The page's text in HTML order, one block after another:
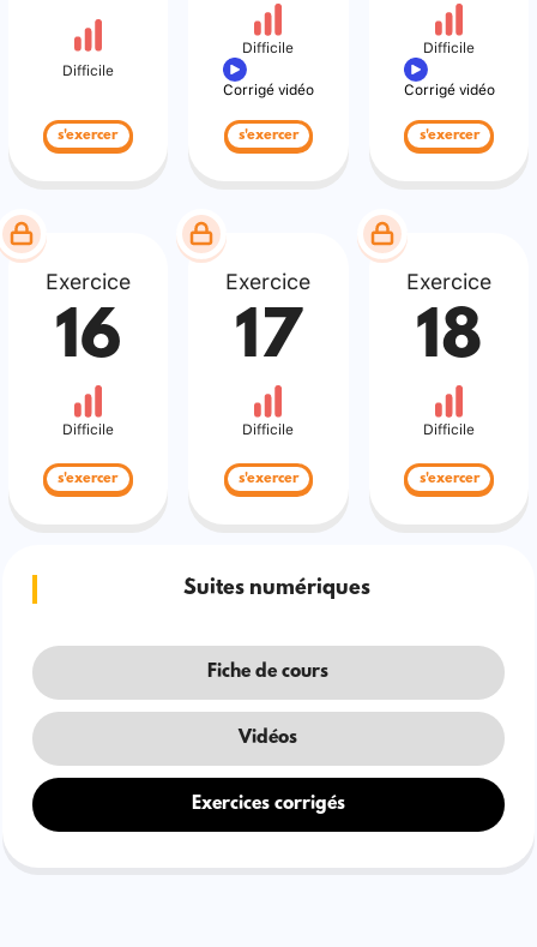
Difficile
s'exercer
Difficile
Corrigé vidéo
s'exercer
Difficile
Corrigé vidéo
s'exercer
Exercice
16
Difficile
s'exercer
Exercice
17
Difficile
s'exercer
Exercice
18
Difficile
s'exercer
Suites numériques
Fiche de cours
Vidéos
Exercices corrigés